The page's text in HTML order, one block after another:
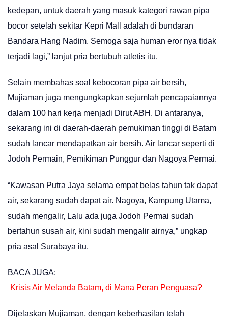
kedepan, untuk daerah yang masuk kategori rawan pipa
bocor setelah sekitar Kepri Mall adalah di bundaran
Bandara Hang Nadim. Semoga saja human eror nya tidak
terjadi lagi,” lanjut pria bertubuh atletis itu.
Selain membahas soal kebocoran pipa air bersih,
Mujiaman juga mengungkapkan sejumlah pencapaiannya
dalam 100 hari kerja menjadi Dirut ABH. Di antaranya,
sekarang ini di daerah-daerah pemukiman tinggi di Batam
sudah lancar mendapatkan air bersih. Air lancar seperti di
Jodoh Permain, Pemikiman Punggur dan Nagoya Permai.
“Kawasan Putra Jaya selama empat belas tahun tak dapat
air, sekarang sudah dapat air. Nagoya, Kampung Utama,
sudah mengalir, Lalu ada juga Jodoh Permai sudah
bertahun susah air, kini sudah mengalir airnya,” ungkap
pria asal Surabaya itu.
BACA JUGA:
Krisis Air Melanda Batam, di Mana Peran Penguasa?
Dijelaskan Mujiaman, dengan keberhasilan telah